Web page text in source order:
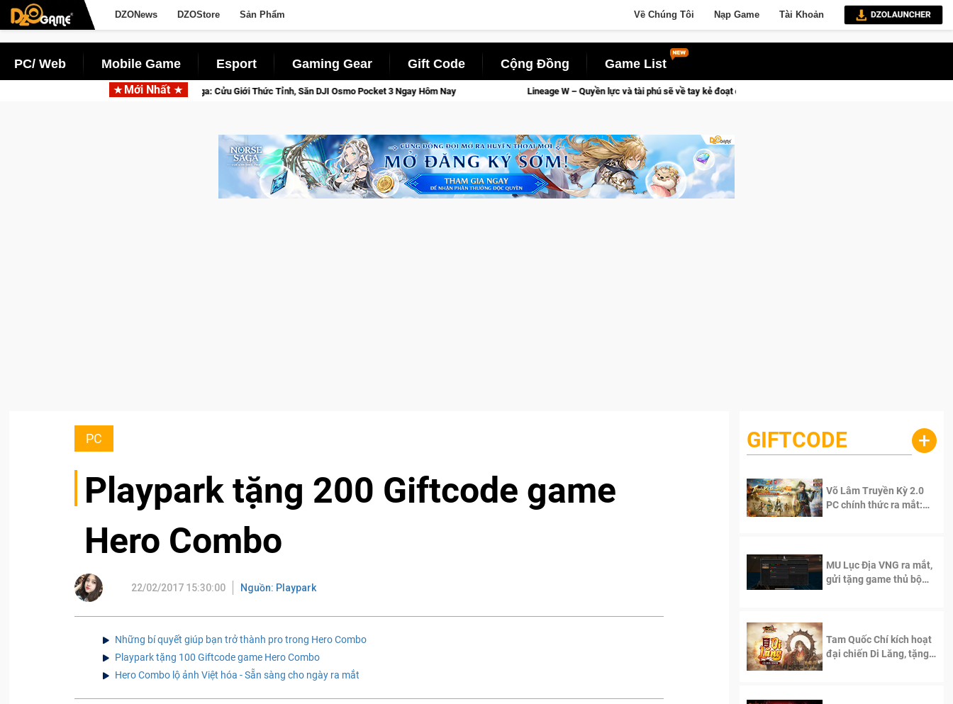
DZONews DZOStore Sản Phẩm Về Chúng Tôi Nạp Game Tài Khoản
PC/ Web Mobile Game Esport Gaming Gear Gift Code Cộng Đồng Game List
Mới Nhất
Beta Norse Saga: Cửu Giới Thức Tỉnh, Săn DJI Osmo Pocket 3 Ngay Hôm Nay Lineage W – Quyền lực và tài phú sẽ về tay kẻ đoạt được Vương Quyền thành Kent sắp tới!
PC
Playpark tặng 200 Giftcode game
Hero Combo
22/02/2017 15:30:00 Nguồn: Playpark
Những bí quyết giúp bạn trở thành pro trong Hero Combo
Playpark tặng 100 Giftcode game Hero Combo
Hero Combo lộ ảnh Việt hóa - Sẵn sàng cho ngày ra mắt
GIFTCODE +
Võ Lâm Truyền Kỳ 2.0
PC chính thức ra mắt:
MU Lục Địa VNG ra mắt,
gửi tặng game thủ bộ
Tam Quốc Chí kích hoạt
đại chiến Di Lăng, tặng